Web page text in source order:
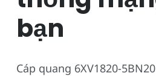
bạn
Cáp quang 6XV1820-